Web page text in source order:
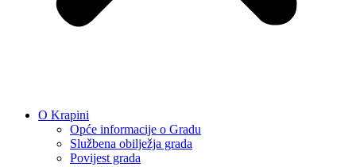
O Krapini
Opće informacije o Gradu
Službena obilježja grada
Povijest grada